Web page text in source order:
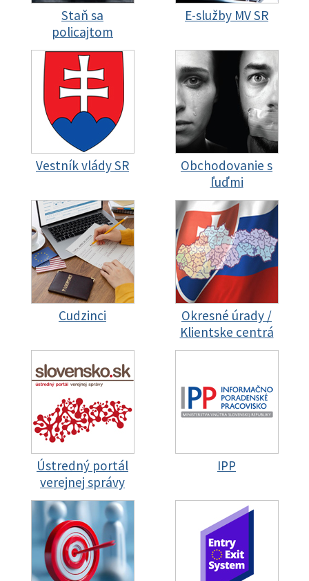
Staň sa
policajtom
E-služby MV SR
Vestník vlády SR
Obchodovanie s
ľuďmi
Cudzinci
Okresné úrady /
Klientske centrá
Ústredný portál
verejnej správy
IPP